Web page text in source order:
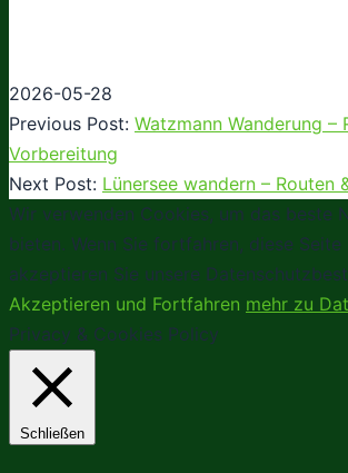
2026-05-28
Previous Post: Watzmann Wanderung –
Vorbereitung
Next Post: Lünersee wandern – Routen
Wir verwenden Cookies, um das beste
bieten. Wenn Sie fortfahren, diese Seite
akzeptieren Sie unsere
Akzeptieren und Fortfahren mehr zu
Privacy & Cookies Policy
Schließen